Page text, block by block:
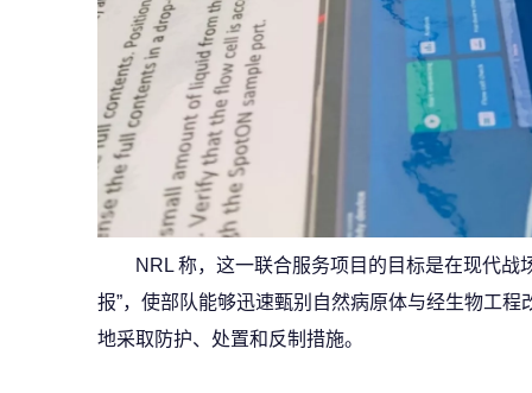
NRL 称，这一联合服务项目的目标是在现代战
报”，使部队能够迅速甄别自然病原体与经生物工
地采取防护、处置和反制措施。